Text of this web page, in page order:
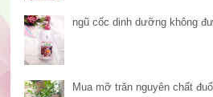
ngũ cốc dinh dưỡng không
Mua mỡ trăn nguyên chất